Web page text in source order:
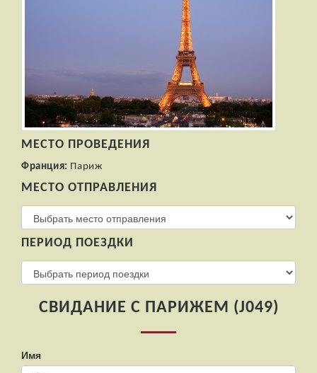
МЕСТО ПРОВЕДЕНИЯ
Франция: Париж
МЕСТО ОТПРАВЛЕНИЯ
ПЕРИОД ПОЕЗДКИ
СВИДАНИЕ С ПАРИЖЕМ (J049)
Имя